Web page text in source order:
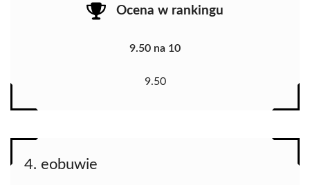
Ocena w rankingu
9.50 na 10
9.50
4. eobuwie